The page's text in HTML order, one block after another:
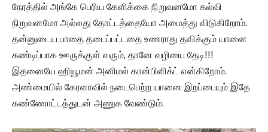
நேரத்தில் அங்கே பெரிய கேளிக்கை நிறுவனமோ கல்வி
நிறுவனமோ அல்லது தோட்டத்தையோ அமைத்து விடுகிறோம்.
தன்னுடைய பாதை தடைப்பட்டதை உணராது தவிக்கும் யானை
கண்டிப்பாக ஊருக்குள் வரும், தானே வழியை தேடி!!!
இதனையே ஹியூமன் அனிமல் கான்பிளிக்ட் என்கிறோம்.
அண்மையில் கேரளாவில் நடைபெற்ற யானை இறப்பையும் இதே
கண்ணோட்டத்துடன் அணுக வேண்டும்.